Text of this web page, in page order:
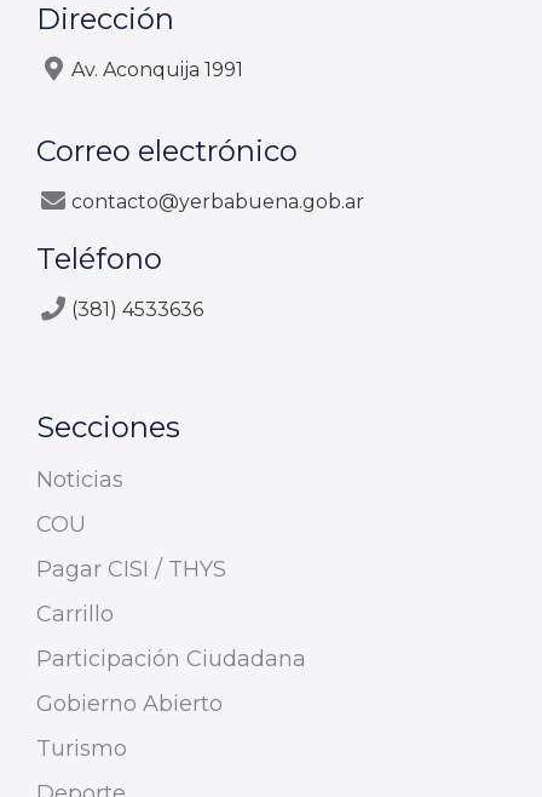
Dirección
Av. Aconquija 1991
Correo electrónico
contacto@yerbabuena.gob.ar
Teléfono
(381) 4533636
Secciones
Noticias
COU
Pagar CISI / THYS
Carrillo
Participación Ciudadana
Gobierno Abierto
Turismo